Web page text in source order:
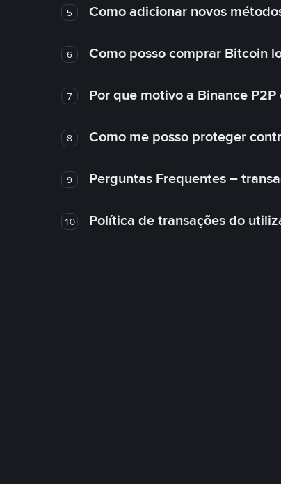
5 Como adicionar novos
6 Como posso comprar Bitcoin
7 Por que motivo a Binance
8 Como me posso proteger
9 Perguntas Frequentes –
10 Política de transações do